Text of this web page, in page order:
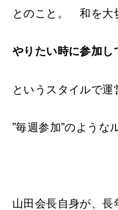
とのこと。 和を大
やりたい時に参加し
というスタイルで運
”毎週参加”のような
山田会長自身が、長